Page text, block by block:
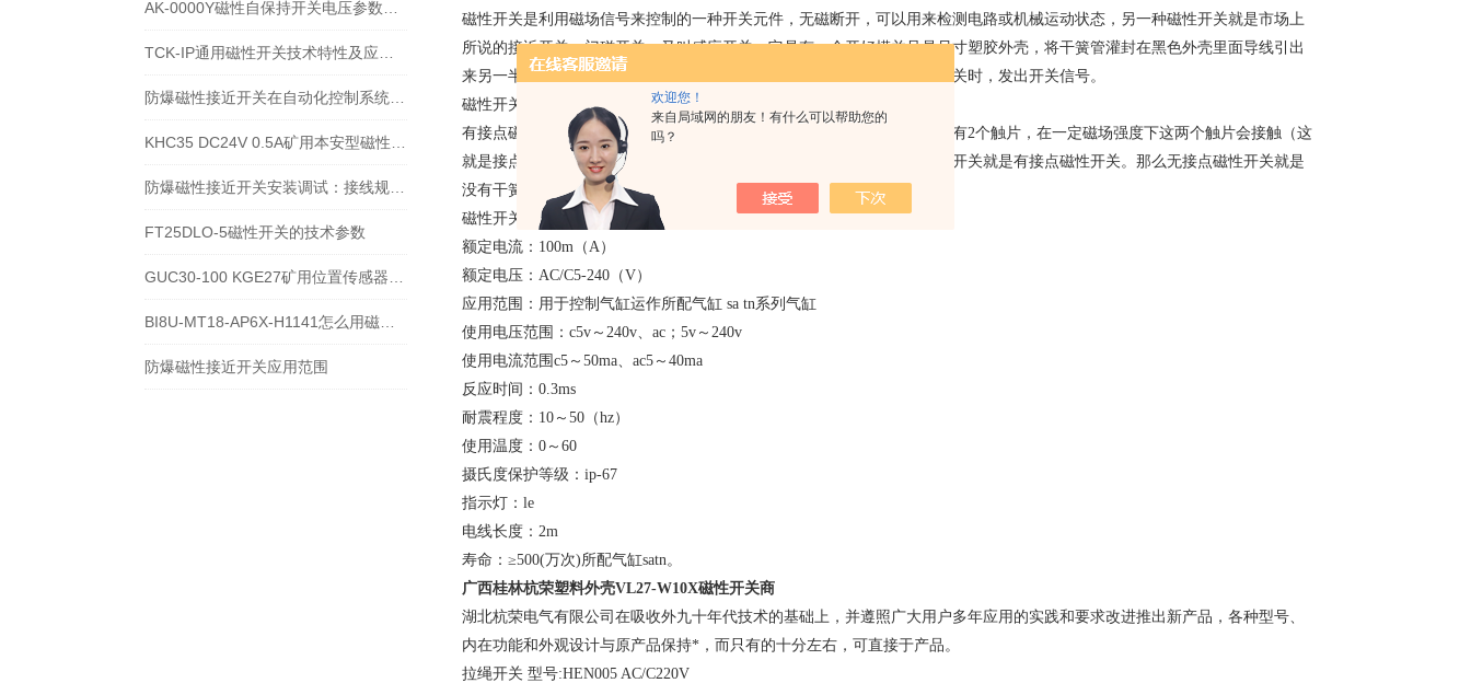
欢迎您！
来自局域网的朋友！有什么可以帮助您的
吗？
FT25DLO-5磁性开关的技术参数
防爆磁性接近开关应用范围
磁性开关是利用磁场信号来控制的一种开关元件，无磁断开，可以用来检测电路或机械运动状态，另一种磁性开关就是市场上
所说的接近开关、门磁开关、又叫感应开关，它是有一个开好模并且是尺寸塑胶外壳，将干簧管灌封在黑色外壳里面导线引出
来另一半带有磁铁的塑料外壳固定在另一端当这个磁铁靠近带有导线的开关时，发出开关信号。
磁性开关有接点和无接点的区别：
有接点磁性开关就是开关内有一个干簧管（舌簧管）开关，这个干簧管内有2个触片，在一定磁场强度下这两个触片会接触（这
就是接点），磁场变弱或消失后这两个触片又分开，这种有干簧管的磁性开关就是有接点磁性开关。那么无接点磁性开关就是
没有干簧管，内部是由磁敏电阻和电路组成的磁性开关。
磁性开关的技术参数
额定电流：100m（A）
额定电压：AC/C5-240（V）
应用范围：用于控制气缸运作所配气缸 sa tn系列气缸
使用电压范围：c5v～240v、ac；5v～240v
使用电流范围c5～50ma、ac5～40ma
反应时间：0.3ms
耐震程度：10～50（hz）
使用温度：0～60
摄氏度保护等级：ip-67
指示灯：le
电线长度：2m
寿命：≥500(万次)所配气缸satn。
广西桂林杭荣塑料外壳VL27-W10X磁性开关商
湖北杭荣电气有限公司在吸收外九十年代技术的基础上，并遵照广大用户多年应用的实践和要求改进推出新产品，各种型号、
内在功能和外观设计与原产品保持*，而只有的十分左右，可直接于产品。
拉绳开关 型号:HEN005 AC/C220V